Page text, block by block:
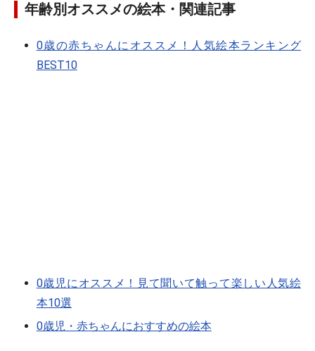
年齢別オススメの絵本・関連記事
0歳の赤ちゃんにオススメ！人気絵本ランキング
BEST10
0歳児にオススメ！見て聞いて触って楽しい人気絵
本10選
0歳児・赤ちゃんにおすすめの絵本